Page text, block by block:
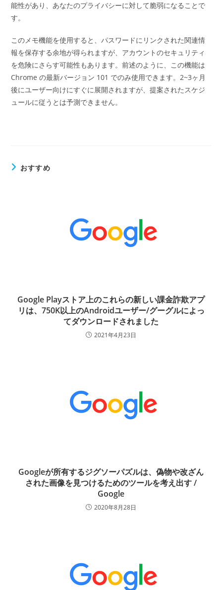
能性があり、あなたのプライバシーに対して脆弱になることで
す。
このメモ機能を使用すると、パスワードにリンクされた関連情
報を保存する余地が得られますが、アカウントのセキュリティ
を危険にさらす可能性もあります。前述のように、この機能は
Chrome の最新バージョン 101 でのみ使用できます。2~3ヶ月
後にユーザー向けにすぐに展開されますが、提案されたスケジ
ュールに従うとは予測できません。
おすすめ
Google Playストア上のこれらの新しい課金詐欺アプ
リは、750K以上のAndroidユーザー/グーグルによっ
てダウンロードされました
2021年4月23日
Googleが所有するジグソーパズルは、偽物や改ざん
された画像を見つけるためのツールを考え出す /
Google
2020年8月28日